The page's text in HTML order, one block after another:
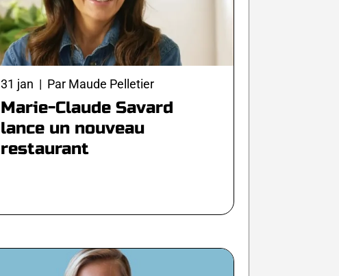
31 jan | Par Maude Pelletier
Marie-Claude Savard
lance un nouveau
restaurant